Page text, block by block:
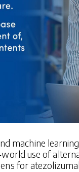
machine
use of
for